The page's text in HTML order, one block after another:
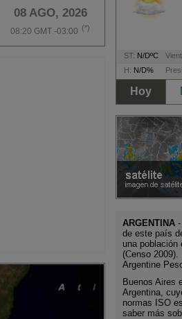
08 AGO, 2026
08:20 GMT -03:00 (*)
ST: N/DºC
H: N/D%
Hoy
ARGENTINA
de este país
una población
(Censo
Argentine
Buenos Aires
Argentina,
normas ISO
saber más